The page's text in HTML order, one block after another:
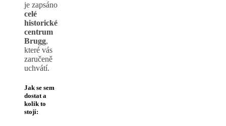
je zapsáno
celé
historické
centrum
Brugg,
které vás
zaručeně
uchvátí.
Jak se sem
dostat a
kolik to
stojí: